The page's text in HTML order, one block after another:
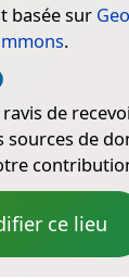
basée sur
.
de
sources de
ce lieu